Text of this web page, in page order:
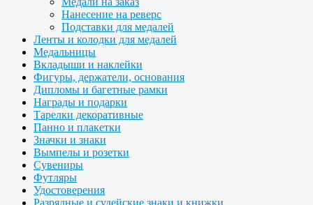
Нанесение на реверс
Подставки для медалей
Ленты и колодки для медалей
Медальницы
Вкладыши и наклейки
Фигуры, держатели, основания
Дипломы и багетные рамки
Награды и подарки
Тарелки декоративные
Панно и плакетки
Значки и знаки
Вымпелы и розетки
Сувениры
Футляры
Удостоверения
Разрядные и судейские знаки и книжки